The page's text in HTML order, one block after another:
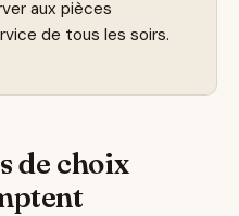
aux pièces
de tous les soirs.
de choix